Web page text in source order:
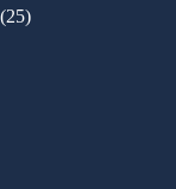
2525